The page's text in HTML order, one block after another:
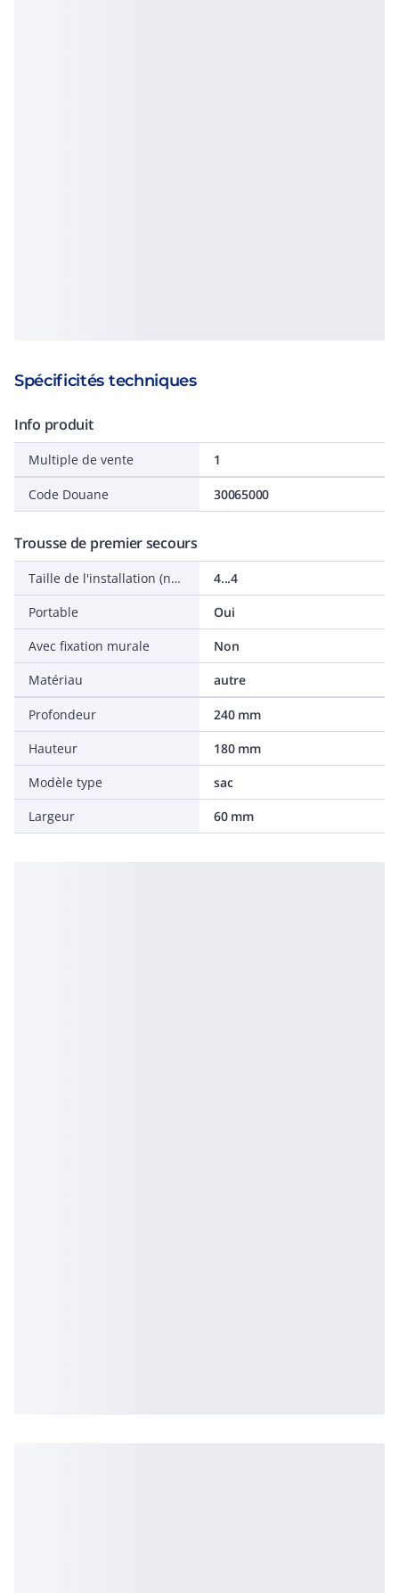
Spécificités techniques
Info produit
Multiple de vente 1
Code Douane 30065000
Trousse de premier secours
Taille de l'installation (nombre de personnes)
4...4
Portable
Oui
Avec fixation murale
Non
Matériau
autre
Profondeur
240 mm
Hauteur
180 mm
Modèle type
sac
Largeur
60 mm